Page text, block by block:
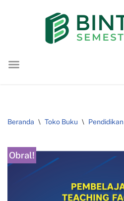
konten
Beranda \ Toko Buku \ Pendidikan
Obral!